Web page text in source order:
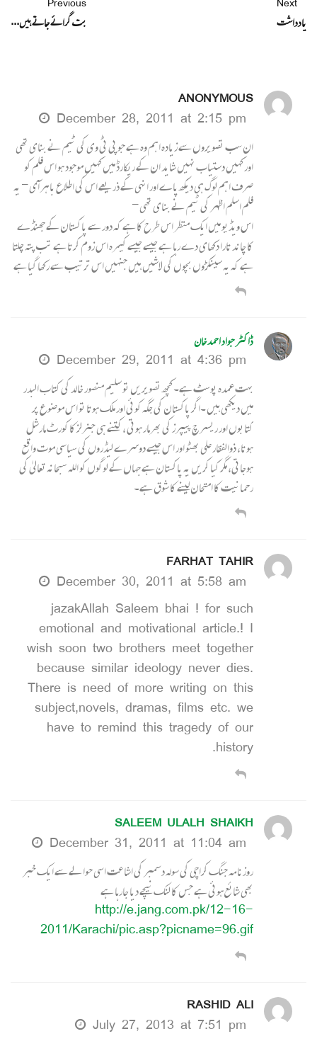
Previous
بت گرائے جاتے ہیں...
Next
یادداشت
ANONYMOUS
December 28, 2011 at 2:15 pm
ان سب تصویروں سے زیادہ اہم وہ ہے جو پی ٹی وی کی ٹیم نے بنای تھی
اور کہیں دستیاب نہیں شاید ان کے ریکارڈ میں کہیں موجود ہو اس فلم کو
صرف اہم لوگ ہی دیکھ پاے اور انہی کے ذریعے اس کی اطلاع باہر آی- یہ
فلم اسلم اظہر کی ٹیم نے بنای تھی-
اس ویڈیو میں ایک منظر اس طرح کا ہے کہ دور سے پاکستان کے جھنڈے
کا چاند تارا دکھای دے رہا ہے جیسے جیسے کیمرہ اس زوم کرتا ہے تب پتہ چلتا
ہے کہ یہ سینکڑوں بچوں کی لاشیں ہیں جنہیں اس ترتیب سے رکھا گیا ہے
ڈاکٹر جواد احمد خان
December 29, 2011 at 4:36 pm
بہت عمدہ پوسٹ ہے۔ کچھ تصویریں تو سلیم منصور خالد کی کتاب البدر
میں دیکھی ہیں ۔اگر پاکستان کی جگہ کوئی اور ملک ہوتا تو اس موضوع پر
کتابوں اور ریسرچ پیپرز کی بھرمار ہوتی ،کتنے ہی جنرلز کا کورٹ مارشل
ہوتا، ذوالفقار علی بھٹو اور اس جیسے دوسرے لیڈروں کی سیاسی موت واقع
ہوجاتی، مگر کیا کریں یہ پاکستان ہے جہاں کے لوگوں کو اللہ سبحانہ تعالیٰ کی
رحمانیت کا امتحان لینے کا شوق ہے۔
FARHAT TAHIR
December 30, 2011 at 5:58 am
jazakAllah Saleem bhai ! for such
emotional and motivational article.! I
wish soon two brothers meet together
because similar ideology never dies.
There is need of more writing on this
subject,novels, dramas, films etc. we
have to remind this tragedy of our
history.
SALEEM ULALH SHAIKH
December 31, 2011 at 11:04 am
روزنامہ جنگ کراچی کی سولہ دسمبر کی اشاعت اسی حوالے سے ایک خبر
بھی شائع ہوئی ہے جس کا لنک نیچے دیا جارہا ہے
http://e.jang.com.pk/12-16-
2011/Karachi/pic.asp?picname=96.gif
RASHID ALI
July 27, 2013 at 7:51 pm